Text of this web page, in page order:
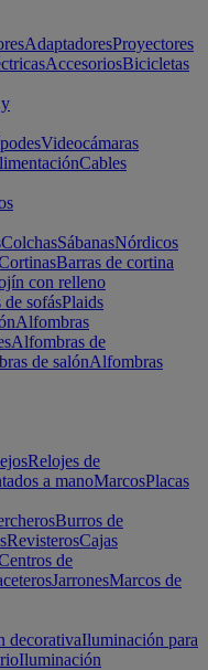
AdaptadoresProyectores
AccesoriosBicicletas
Videocámaras
Cables
ColchasSábanasNórdicos
Barras de cortina
con relleno
de sofásPlaids
Alfombras
Alfombras de
de salónAlfombras
Relojes de
a manoMarcosPlacas
Burros de
RevisterosCajas
de
JarronesMarcos de
decorativaIluminación para
Iluminación